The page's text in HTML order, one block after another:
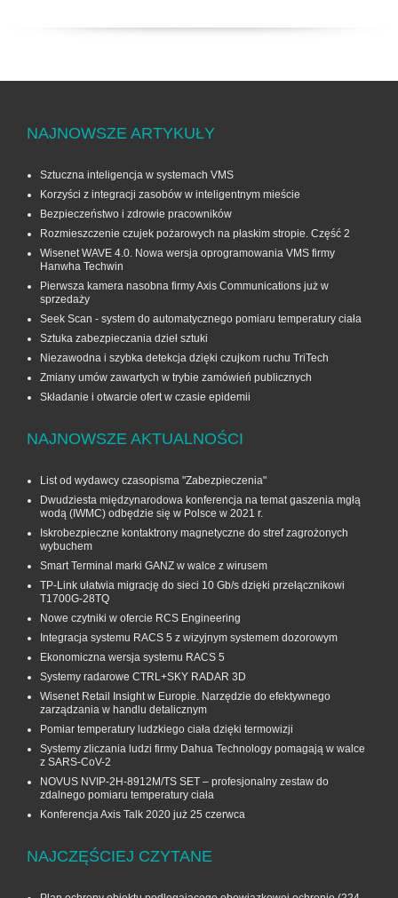
NAJNOWSZE ARTYKUŁY
Sztuczna inteligencja w systemach VMS
Korzyści z integracji zasobów w inteligentnym mieście
Bezpieczeństwo i zdrowie pracowników
Rozmieszczenie czujek pożarowych na płaskim stropie. Część 2
Wisenet WAVE 4.0. Nowa wersja oprogramowania VMS firmy
Hanwha Techwin
Pierwsza kamera nasobna firmy Axis Communications już w
sprzedaży
Seek Scan - system do automatycznego pomiaru temperatury ciała
Sztuka zabezpieczania dzieł sztuki
Niezawodna i szybka detekcja dzięki czujkom ruchu TriTech
Zmiany umów zawartych w trybie zamówień publicznych
Składanie i otwarcie ofert w czasie epidemii
NAJNOWSZE AKTUALNOŚCI
List od wydawcy czasopisma "Zabezpieczenia"
Dwudziesta międzynarodowa konferencja na temat gaszenia mgłą
wodą (IWMC) odbędzie się w Polsce w 2021 r.
Iskrobezpieczne kontaktrony magnetyczne do stref zagrożonych
wybuchem
Smart Terminal marki GANZ w walce z wirusem
TP-Link ułatwia migrację do sieci 10 Gb/s dzięki przełącznikowi
T1700G‑28TQ
Nowe czytniki w ofercie RCS Engineering
Integracja systemu RACS 5 z wizyjnym systemem dozorowym
Ekonomiczna wersja systemu RACS 5
Systemy radarowe CTRL+SKY RADAR 3D
Wisenet Retail Insight w Europie. Narzędzie do efektywnego
zarządzania w handlu detalicznym
Pomiar temperatury ludzkiego ciała dzięki termowizji
Systemy zliczania ludzi firmy Dahua Technology pomagają w walce
z SARS-CoV-2
NOVUS NVIP-2H-8912M/TS SET – profesjonalny zestaw do
zdalnego pomiaru temperatury ciała
Konferencja Axis Talk 2020 już 25 czerwca
NAJCZĘŚCIEJ CZYTANE